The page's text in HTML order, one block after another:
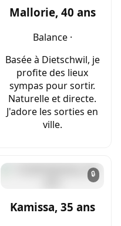
Mallorie, 40 ans
Balance ·
Basée à Dietschwil, je
profite des lieux
sympas pour sortir.
Naturelle et directe.
J'adore les sorties en
ville.
🔒
Kamissa, 35 ans